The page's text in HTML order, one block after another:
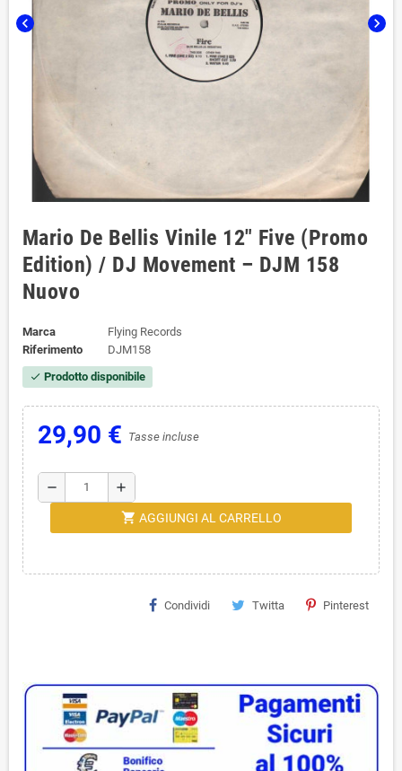
chevron_left chevron_right
Mario De Bellis ‎Vinile 12" Five (Promo
Edition) / DJ Movement ‎– DJM 158
Nuovo
Marca
Flying Records
Riferimento
DJM158
check Prodotto disponibile
29,90 € Tasse incluse
remove add
shopping_cart AGGIUNGI AL CARRELLO
Condividi Twitta Pinterest